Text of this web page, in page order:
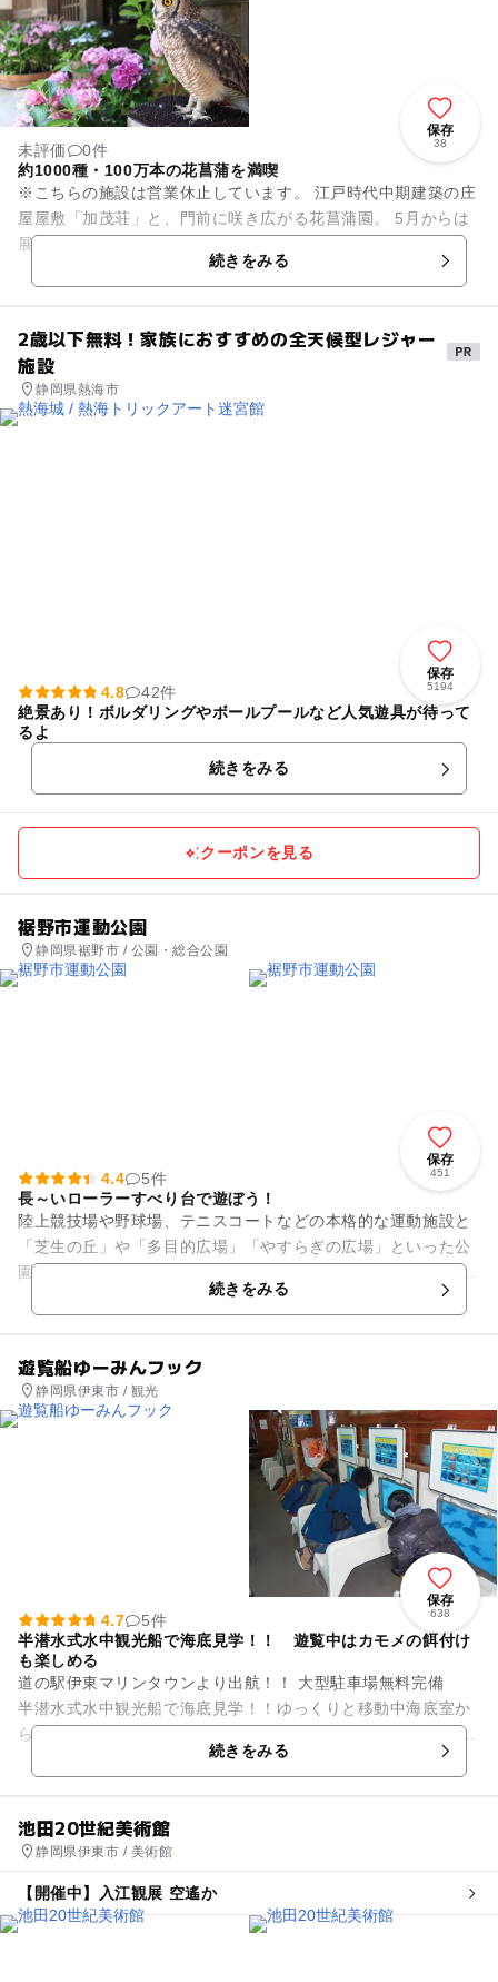
保存
38
未評価
0件
約1000種・100万本の花菖蒲を満喫
※こちらの施設は営業休止しています。 江戸時代中期建築の庄
屋屋敷「加茂荘」と、門前に咲き広がる花菖蒲園。 5月からは
展示温室にてオリジナルアジサイ展が開催され、 5月下旬頃～6
続きをみる
2歳以下無料！家族におすすめの全天候型レジャー
施設
静岡県熱海市
保存
5194
4.8
42件
絶景あり！ボルダリングやボールプールなど人気遊具が待って
るよ
続きをみる
クーポンを見る
裾野市運動公園
静岡県裾野市 / 公園・総合公園
保存
451
4.4
5件
長～いローラーすべり台で遊ぼう！
陸上競技場や野球場、テニスコートなどの本格的な運動施設と
「芝生の丘」や「多目的広場」「やすらぎの広場」といった公
園施設が併設された広大な運動公園です。 親子連れに大人気な
のが「芝生の丘」にある...続きをみる
遊覧船ゆーみんフック
静岡県伊東市 / 観光
保存
638
4.7
5件
半潜水式水中観光船で海底見学！！ 遊覧中はカモメの餌付け
も楽しめる
道の駅伊東マリンタウンより出航！！ 大型駐車場無料完備
半潜水式水中観光船で海底見学！！ゆっくりと移動中海底室か
ら海底の様子がご覧いただけます。 お魚の様子がご覧いただけ
続きをみる
池田20世紀美術館
静岡県伊東市 / 美術館
【開催中】入江観展 空遙か